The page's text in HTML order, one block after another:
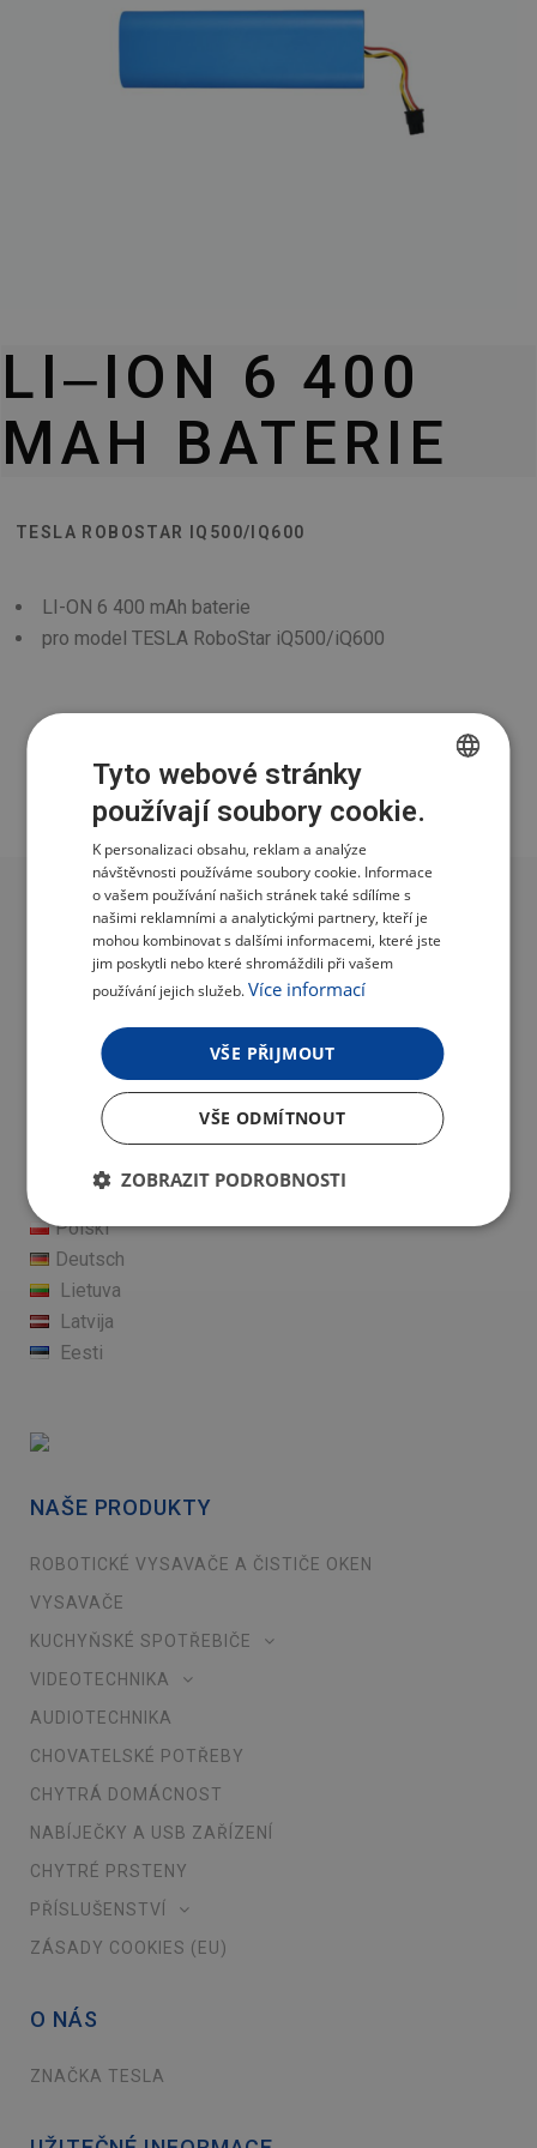
LI‒ION 6 400
MAH BATERIE
TESLA ROBOSTAR IQ500/IQ600
LI-ON 6 400 mAh baterie
pro model TESLA RoboStar iQ500/iQ600
Čeština
Polski
Deutsch
Lietuva
Latvija
Eesti
NAŠE PRODUKTY
ROBOTICKÉ VYSAVAČE A ČISTIČE OKEN
VYSAVAČE
KUCHYŇSKÉ SPOTŘEBIČE
VIDEOTECHNIKA
AUDIOTECHNIKA
CHOVATELSKÉ POTŘEBY
CHYTRÁ DOMÁCNOST
NABÍJEČKY A USB ZAŘÍZENÍ
CHYTRÉ PRSTENY
PŘÍSLUŠENSTVÍ
ZÁSADY COOKIES (EU)
O NÁS
ZNAČKA TESLA
CZECH
GERMAN
Tyto webové stránky
používají soubory cookie.
K personalizaci obsahu, reklam a analýze
návštěvnosti používáme soubory cookie. Informace
o vašem používání našich stránek také sdílíme s
našimi reklamními a analytickými partnery, kteří je
mohou kombinovat s dalšími informacemi, které jste
jim poskytli nebo které shromáždili při vašem
používání jejich služeb. Více informací
VŠE PŘIJMOUT
VŠE ODMÍTNOUT
ZOBRAZIT PODROBNOSTI